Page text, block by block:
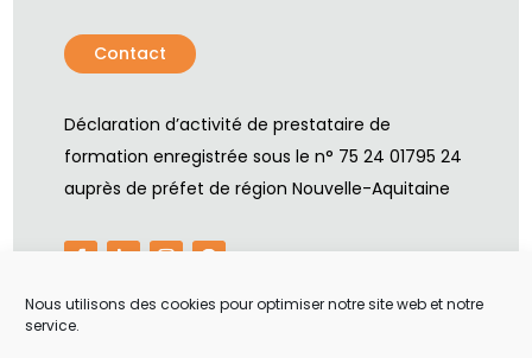
Nous utilisons des cookies pour optimiser notre site web et notre
service.
Contact
Déclaration d’activité de prestataire de
formation enregistrée sous le n° 75 24 01795 24
auprès de préfet de région Nouvelle-Aquitaine